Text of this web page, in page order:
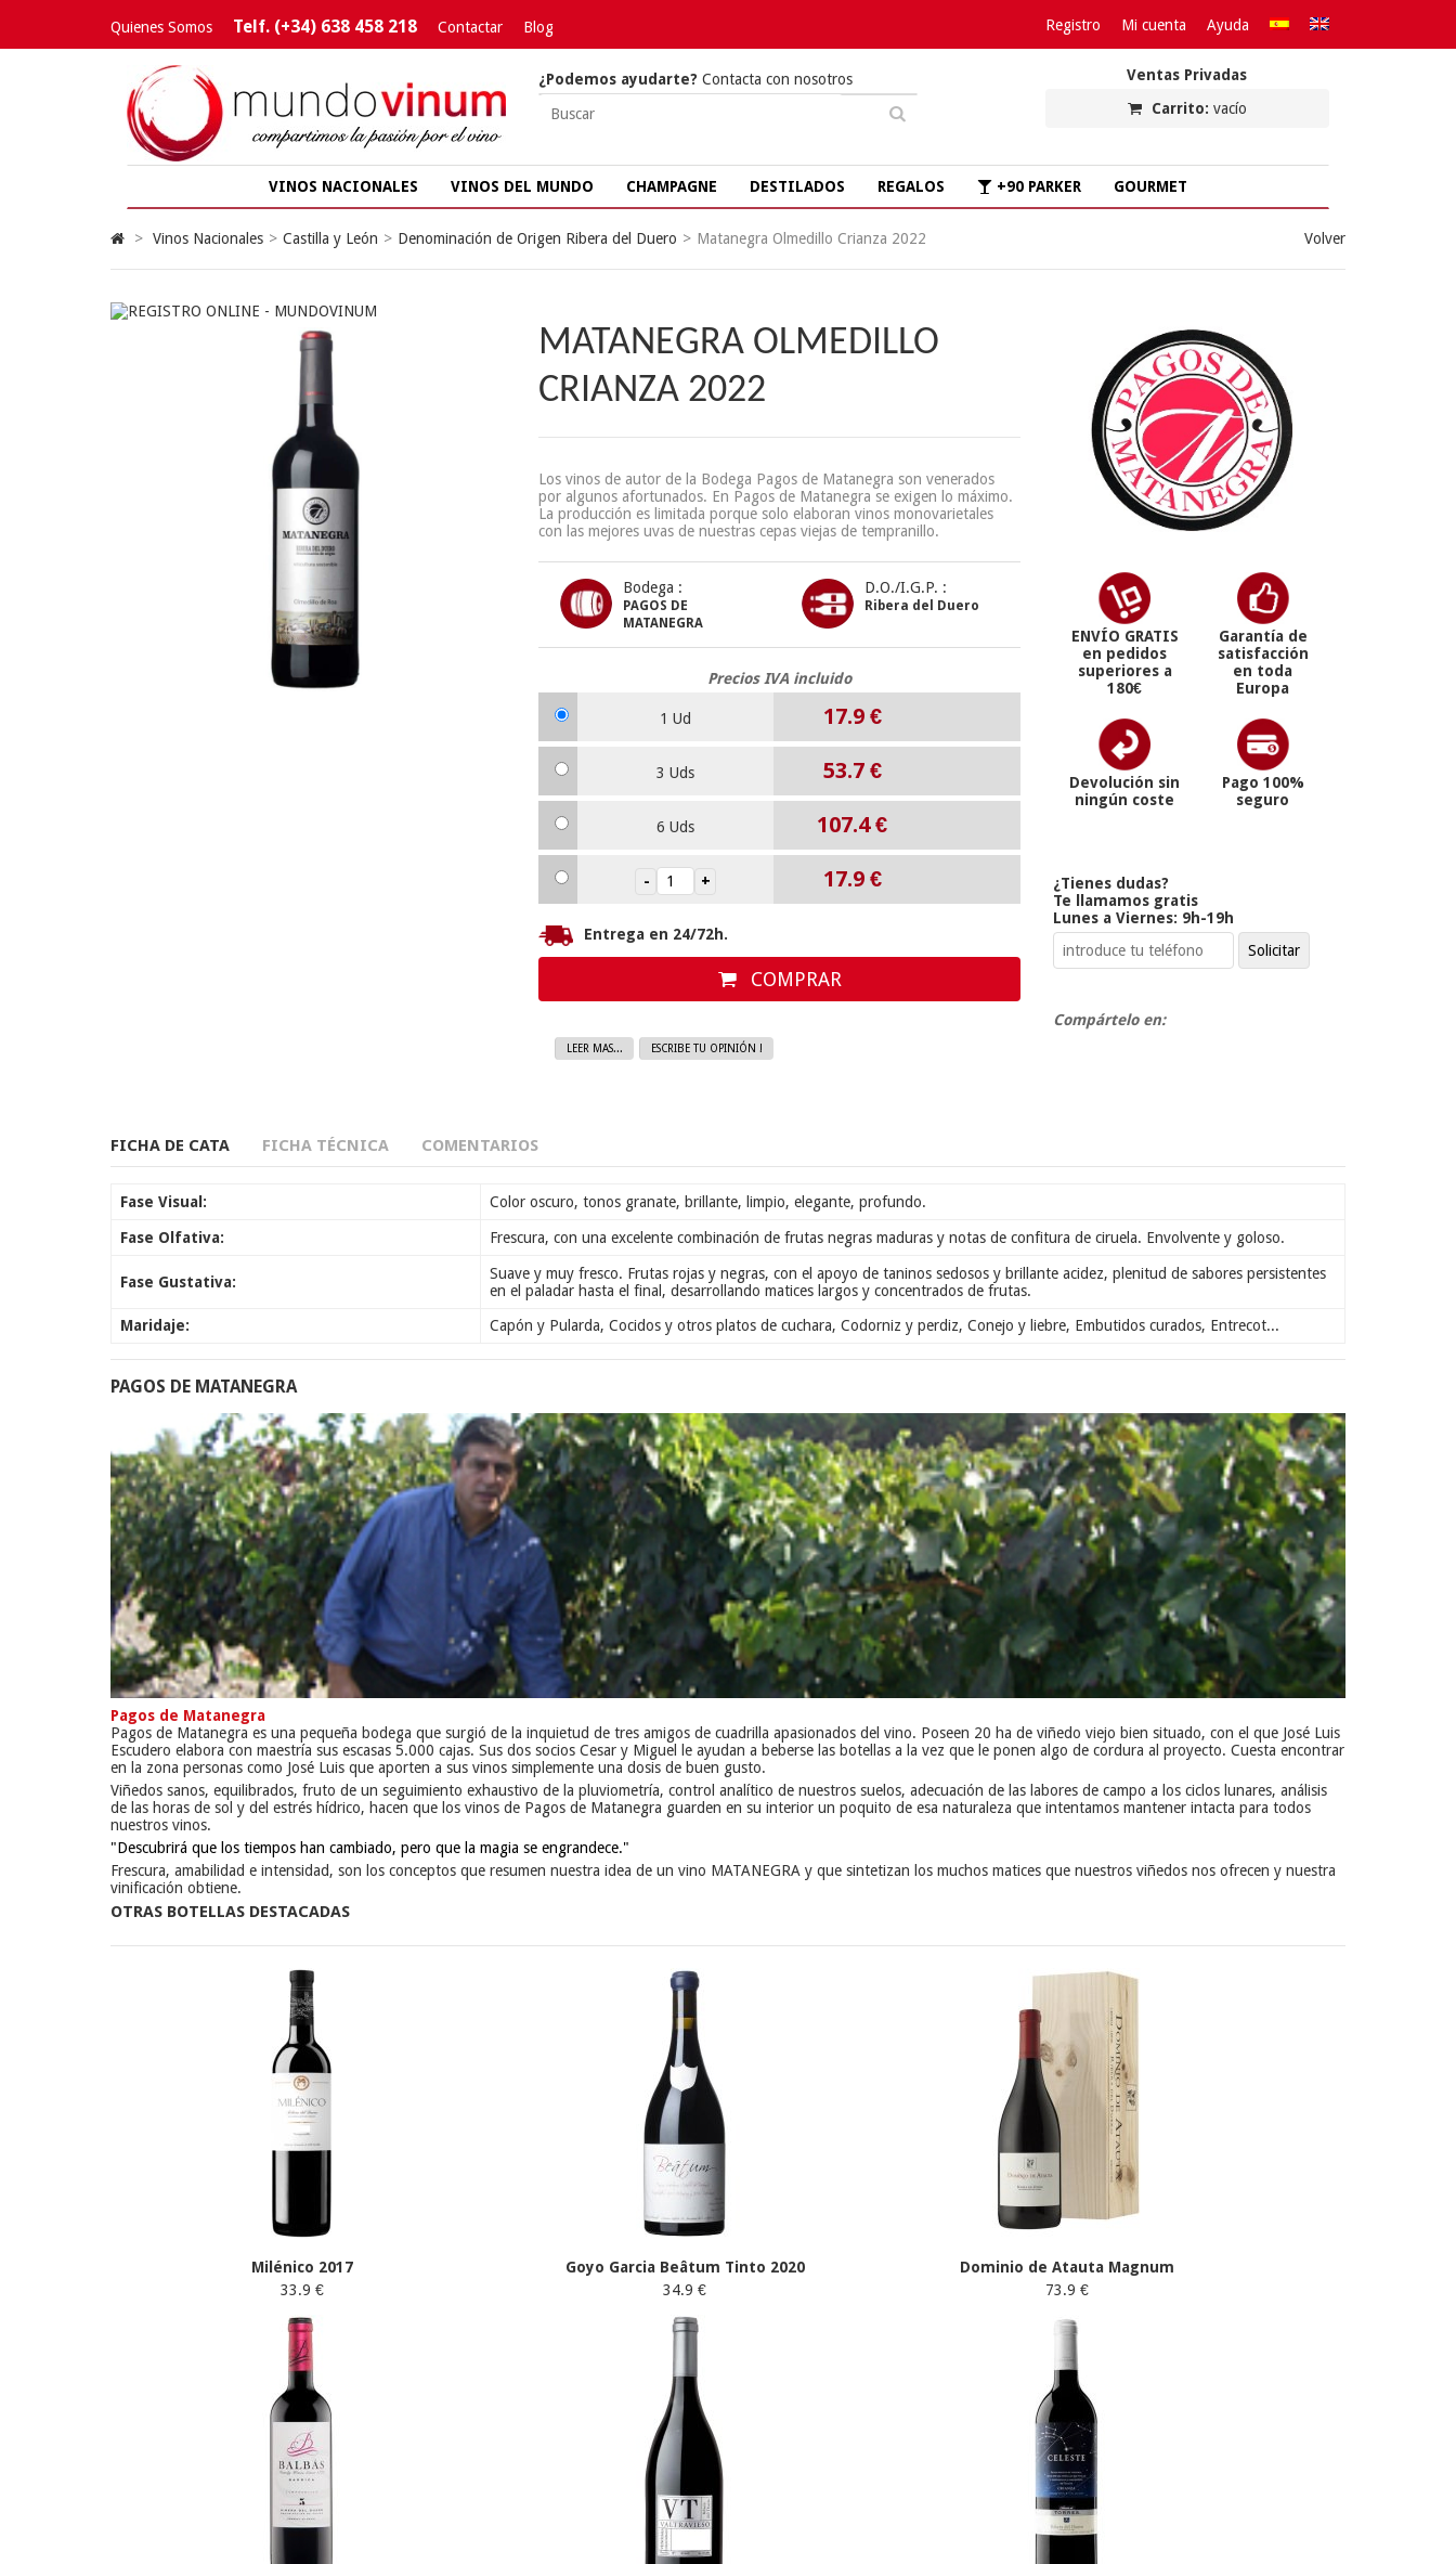
Quienes Somos Telf. (+34) 638 458 218 Contactar Blog Registro Mi cuenta Ayuda
Ventas Privadas
Carrito: vacío
¿Podemos ayudarte? Contacta con nosotros
VINOS NACIONALES VINOS DEL MUNDO CHAMPAGNE DESTILADOS REGALOS +90 PARKER GOURMET
> Vinos Nacionales > Castilla y León > Denominación de Origen Ribera del Duero > Matanegra Olmedillo Crianza 2022 Volver
MATANEGRA OLMEDILLO
CRIANZA 2022
Los vinos de autor de la Bodega Pagos de Matanegra son venerados
por algunos afortunados. En Pagos de Matanegra se exigen lo máximo.
La producción es limitada porque solo elaboran vinos monovarietales
con las mejores uvas de nuestras cepas viejas de tempranillo.
Bodega :
PAGOS DE
MATANEGRA
D.O./I.G.P. :
Ribera del Duero
Precios IVA incluido
1 Ud 17.9 €
3 Uds 53.7 €
6 Uds 107.4€
17.9 €
Entrega en 24/72h.
COMPRAR
LEER MAS... ESCRIBE TU OPINIÓN !
ENVÍO GRATIS
en pedidos
superiores a
180€
Garantía de
satisfacción
en toda
Europa
Devolución sin
ningún coste
Pago 100%
seguro
¿Tienes dudas?
Te llamamos gratis
Lunes a Viernes: 9h-19h
Compártelo en:
FICHA DE CATA FICHA TÉCNICA COMENTARIOS
Fase Visual: Color oscuro, tonos granate, brillante, limpio, elegante, profundo.
Fase Olfativa: Frescura, con una excelente combinación de frutas negras maduras y notas de confitura de ciruela. Envolvente y goloso.
Fase Gustativa:
Suave y muy fresco. Frutas rojas y negras, con el apoyo de taninos sedosos y brillante acidez, plenitud de sabores persistentes
en el paladar hasta el final, desarrollando matices largos y concentrados de frutas.
Maridaje:
Capón y Pularda, Cocidos y otros platos de cuchara, Codorniz y perdiz, Conejo y liebre, Embutidos curados, Entrecot...
PAGOS DE MATANEGRA
Pagos de Matanegra
Pagos de Matanegra es una pequeña bodega que surgió de la inquietud de tres amigos de cuadrilla apasionados del vino. Poseen 20 ha de viñedo viejo bien situado, con el que José Luis
Escudero elabora con maestría sus escasas 5.000 cajas. Sus dos socios Cesar y Miguel le ayudan a beberse las botellas a la vez que le ponen algo de cordura al proyecto. Cuesta encontrar
en la zona personas como José Luis que aporten a sus vinos simplemente una dosis de buen gusto.
Viñedos sanos, equilibrados, fruto de un seguimiento exhaustivo de la pluviometría, control analítico de nuestros suelos, adecuación de las labores de campo a los ciclos lunares, análisis
de las horas de sol y del estrés hídrico, hacen que los vinos de Pagos de Matanegra guarden en su interior un poquito de esa naturaleza que intentamos mantener intacta para todos
nuestros vinos.
"Descubrirá que los tiempos han cambiado, pero que la magia se engrandece."
Frescura, amabilidad e intensidad, son los conceptos que resumen nuestra idea de un vino MATANEGRA y que sintetizan los muchos matices que nuestros viñedos nos ofrecen y nuestra
vinificación obtiene.
OTRAS BOTELLAS DESTACADAS
Milénico 2017
33.9 €
Goyo Garcia Beâtum Tinto 2020
34.9 €
Dominio de Atauta Magnum
73.9 €